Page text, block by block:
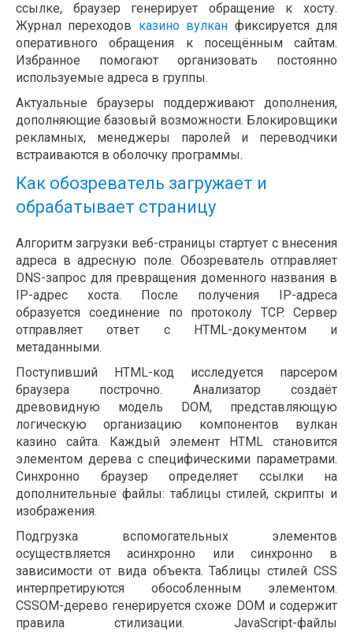
ссылке, браузер генерирует обращение к хосту.
Журнал переходов казино вулкан фиксируется для
оперативного обращения к посещённым сайтам.
Избранное помогают организовать постоянно
используемые адреса в группы.
Актуальные браузеры поддерживают дополнения,
дополняющие базовый возможности. Блокировщики
рекламных, менеджеры паролей и переводчики
встраиваются в оболочку программы.
Как обозреватель загружает и
обрабатывает страницу
Алгоритм загрузки веб-страницы стартует с внесения
адреса в адресную поле. Обозреватель отправляет
DNS-запрос для превращения доменного названия в
IP-адрес хоста. После получения IP-адреса
образуется соединение по протоколу TCP. Сервер
отправляет ответ с HTML-документом и
метаданными.
Поступивший HTML-код исследуется парсером
браузера построчно. Анализатор создаёт
древовидную модель DOM, представляющую
логическую организацию компонентов вулкан
казино сайта. Каждый элемент HTML становится
элементом дерева с специфическими параметрами.
Синхронно браузер определяет ссылки на
дополнительные файлы: таблицы стилей, скрипты и
изображения.
Подгрузка вспомогательных элементов
осуществляется асинхронно или синхронно в
зависимости от вида объекта. Таблицы стилей CSS
интерпретируются обособленным элементом.
CSSOM-дерево генерируется схоже DOM и содержит
правила стилизации. JavaScript-файлы